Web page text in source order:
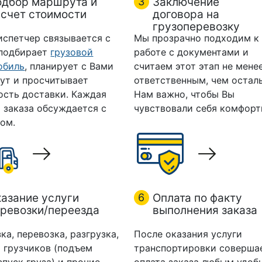
стоимости
связывается с
грузовой
, планирует с Вами
и просчитывает
доставки. Каждая
заказа обсуждается с
договора на
грузоперевозку
Мы прозрачно подходим к
работе с документами и
считаем этот этап не
ответственным, чем
Нам важно, чтобы Вы
чувствовали себя
услуги
переезда
перевозка, разгрузка,
грузчиков (подъем
6
Оплата по факту
выполнения заказа
После оказания услуги
транспортировки